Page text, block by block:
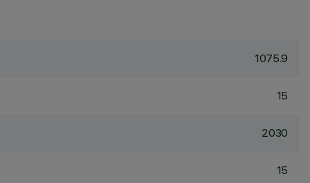
1075.9
15
2030
15